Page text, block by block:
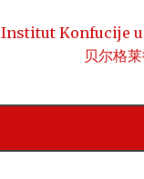
Institut Konfucije u
贝尔格